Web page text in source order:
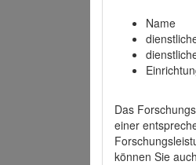
Name
Das
einer
können Sie